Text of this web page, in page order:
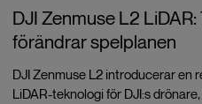
DJI Zenmuse L2
förändrar spelplanen
DJI Zenmuse L2 introducerar en
LiDAR-teknologi för DJI:s